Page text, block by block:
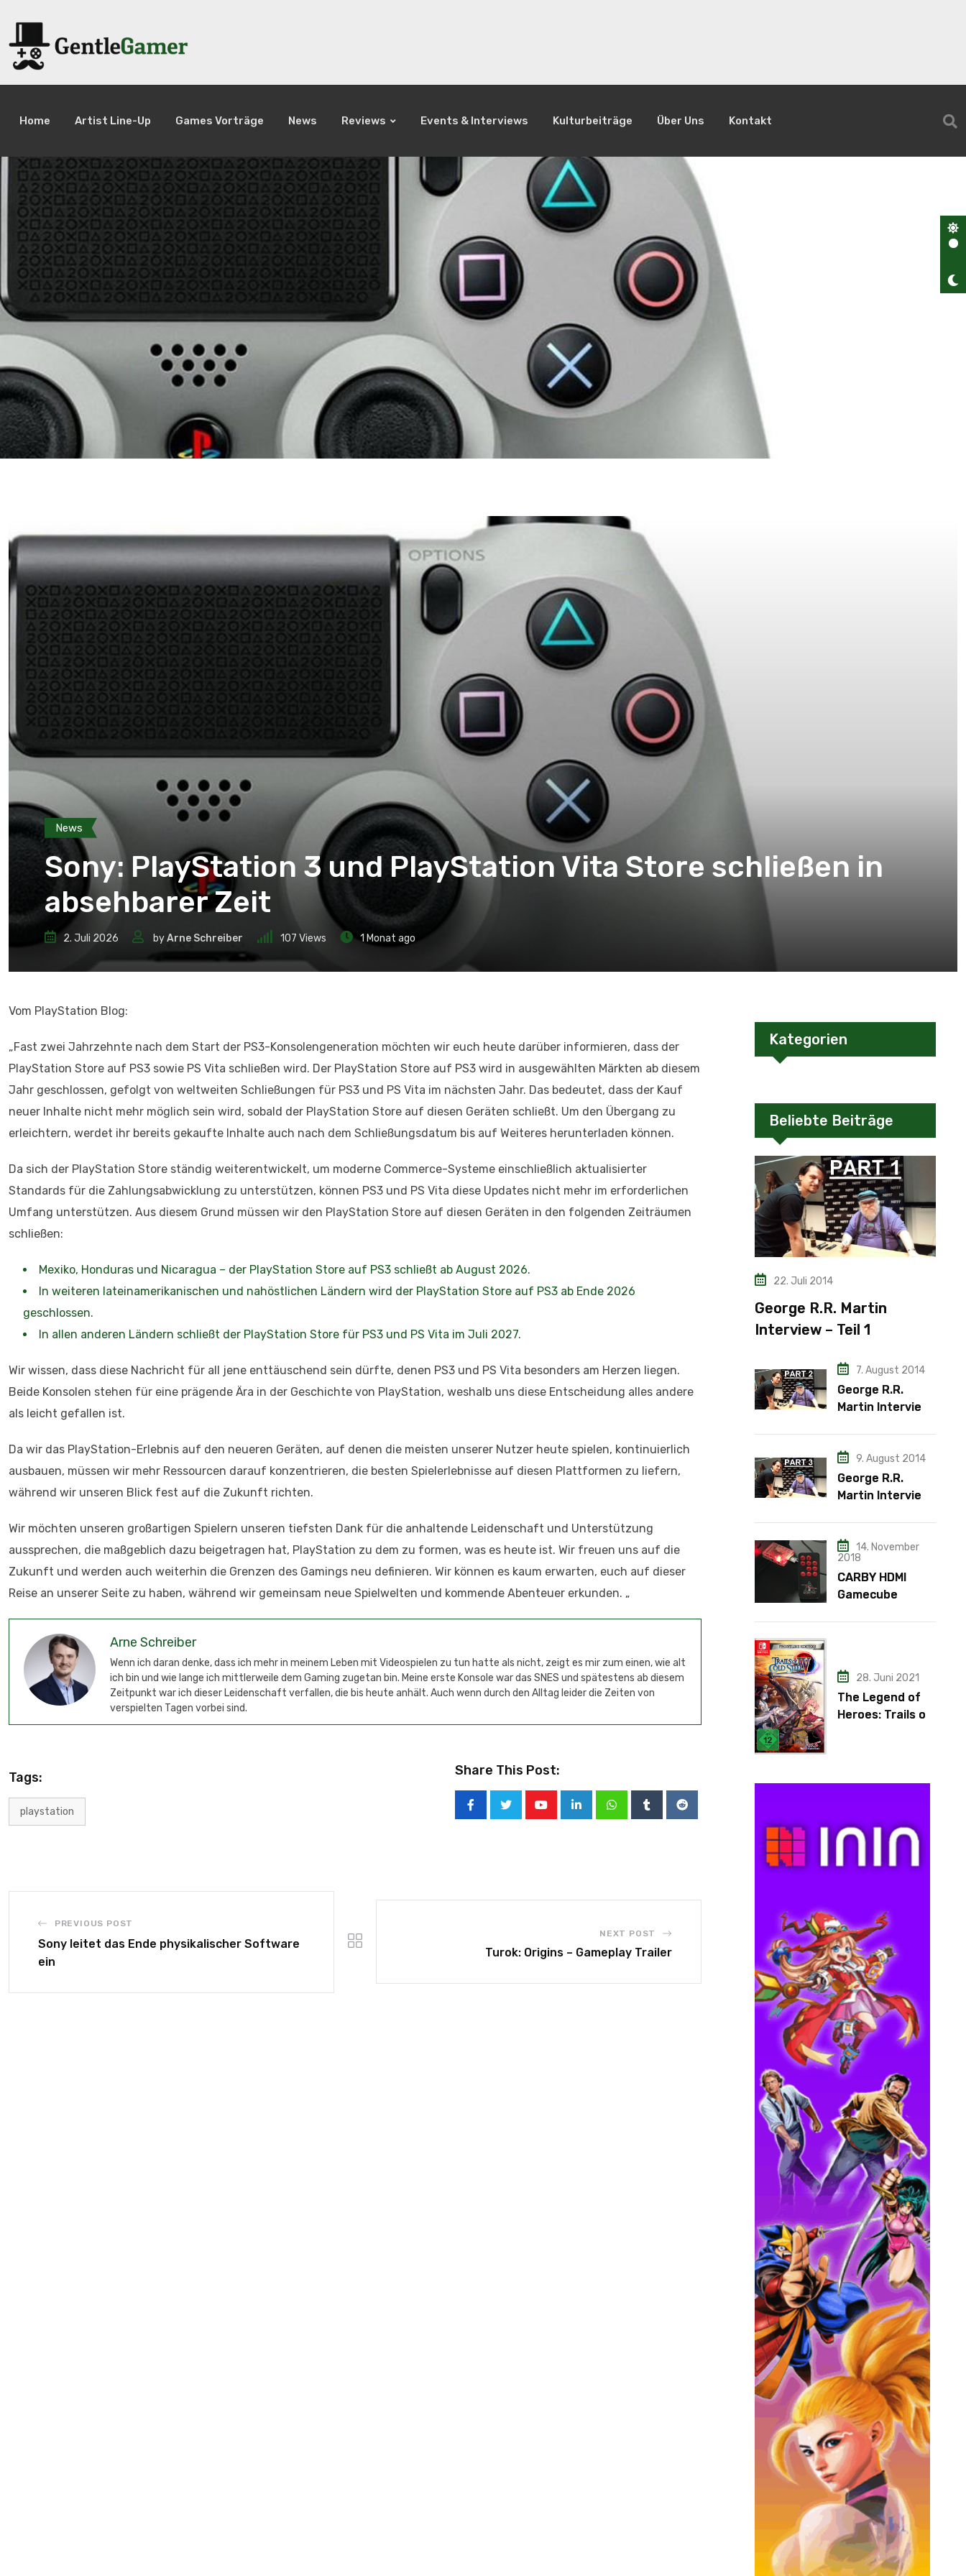
Home Artist Line-Up Games Vorträge News Reviews Events & Interviews Kulturbeiträge Über Uns Kontakt
News
Sony: PlayStation 3 und PlayStation Vita Store schließen in
absehbarer Zeit
2. Juli 2026 byArne Schreiber 107 Views 1 Monat ago
Vom PlayStation Blog:
„Fast zwei Jahrzehnte nach dem Start der PS3-Konsolengeneration möchten wir euch heute darüber informieren, dass der
PlayStation Store auf PS3 sowie PS Vita schließen wird. Der PlayStation Store auf PS3 wird in ausgewählten Märkten ab diesem
Jahr geschlossen, gefolgt von weltweiten Schließungen für PS3 und PS Vita im nächsten Jahr. Das bedeutet, dass der Kauf
neuer Inhalte nicht mehr möglich sein wird, sobald der PlayStation Store auf diesen Geräten schließt. Um den Übergang zu
erleichtern, werdet ihr bereits gekaufte Inhalte auch nach dem Schließungsdatum bis auf Weiteres herunterladen können.
Da sich der PlayStation Store ständig weiterentwickelt, um moderne Commerce-Systeme einschließlich aktualisierter
Standards für die Zahlungsabwicklung zu unterstützen, können PS3 und PS Vita diese Updates nicht mehr im erforderlichen
Umfang unterstützen. Aus diesem Grund müssen wir den PlayStation Store auf diesen Geräten in den folgenden Zeiträumen
schließen:
Mexiko, Honduras und Nicaragua – der PlayStation Store auf PS3 schließt ab August 2026.
In weiteren lateinamerikanischen und nahöstlichen Ländern wird der PlayStation Store auf PS3 ab Ende 2026
geschlossen.
In allen anderen Ländern schließt der PlayStation Store für PS3 und PS Vita im Juli 2027.
Wir wissen, dass diese Nachricht für all jene enttäuschend sein dürfte, denen PS3 und PS Vita besonders am Herzen liegen.
Beide Konsolen stehen für eine prägende Ära in der Geschichte von PlayStation, weshalb uns diese Entscheidung alles andere
als leicht gefallen ist.
Da wir das PlayStation-Erlebnis auf den neueren Geräten, auf denen die meisten unserer Nutzer heute spielen, kontinuierlich
ausbauen, müssen wir mehr Ressourcen darauf konzentrieren, die besten Spielerlebnisse auf diesen Plattformen zu liefern,
während wir unseren Blick fest auf die Zukunft richten.
Wir möchten unseren großartigen Spielern unseren tiefsten Dank für die anhaltende Leidenschaft und Unterstützung
aussprechen, die maßgeblich dazu beigetragen hat, PlayStation zu dem zu formen, was es heute ist. Wir freuen uns auf die
Zukunft und werden auch weiterhin die Grenzen des Gamings neu definieren. Wir können es kaum erwarten, euch auf dieser
Reise an unserer Seite zu haben, während wir gemeinsam neue Spielwelten und kommende Abenteuer erkunden. „
Arne Schreiber
Wenn ich daran denke, dass ich mehr in meinem Leben mit Videospielen zu tun hatte als nicht, zeigt es mir zum einen, wie alt
ich bin und wie lange ich mittlerweile dem Gaming zugetan bin. Meine erste Konsole war das SNES und spätestens ab diesem
Zeitpunkt war ich dieser Leidenschaft verfallen, die bis heute anhält. Auch wenn durch den Alltag leider die Zeiten von
verspielten Tagen vorbei sind.
Tags:
playstation
Share This Post:
PREVIOUS POST
Sony leitet das Ende physikalischer Software
ein
NEXT POST
Turok: Origins – Gameplay Trailer
Kategorien
Beliebte Beiträge
22. Juli 2014
George R.R. Martin
Interview – Teil 1
7. August 2014
George R.R.
Martin Interview
9. August 2014
George R.R.
Martin Interview
14. November
2018
CARBY HDMI
Gamecube
28. Juni 2021
The Legend of
Heroes: Trails of